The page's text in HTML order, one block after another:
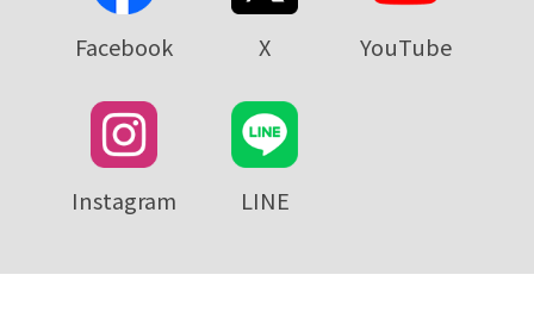
Facebook X YouTube
Instagram LINE